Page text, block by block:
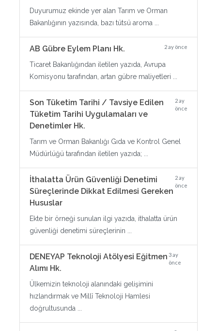
Duyurumuz ekinde yer alan Tarım ve Orman
Bakanlığının yazısında, bazı tütsü aroma ...
AB Gübre Eylem Planı Hk. 2 ay önce
Ticaret Bakanlığından iletilen yazıda, Avrupa
Komisyonu tarafından, artan gübre maliyetleri ...
Son Tüketim Tarihi / Tavsiye Edilen
Tüketim Tarihi Uygulamaları ve
Denetimler Hk.
2 ay
önce
Tarım ve Orman Bakanlığı Gıda ve Kontrol Genel
Müdürlüğü tarafından iletilen yazıda; ...
İthalatta Ürün Güvenliği Denetimi
Süreçlerinde Dikkat Edilmesi Gereken
Hususlar
2 ay
önce
Ekte bir örneği sunulan ilgi yazıda, ithalatta ürün
güvenliği denetimi süreçlerinin ...
DENEYAP Teknoloji Atölyesi Eğitmen
Alımı Hk.
3 ay
önce
Ülkemizin teknoloji alanındaki gelişimini
hızlandırmak ve Millî Teknoloji Hamlesi
doğrultusunda ...